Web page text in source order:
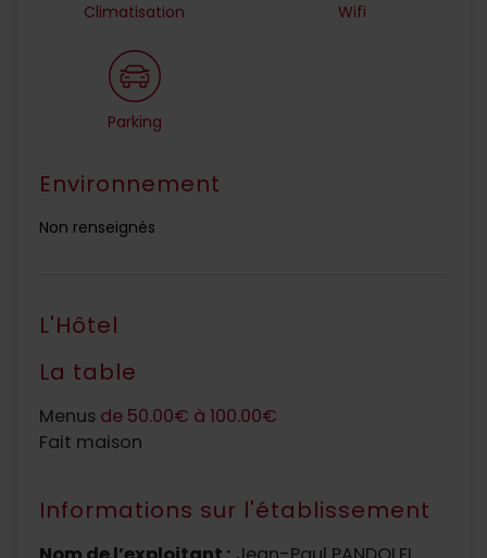
Climatisation Wifi
Parking
Environnement
Non renseignés
L'Hôtel
La table
Menus de 50.00€ à 100.00€
Fait maison
Informations sur l'établissement